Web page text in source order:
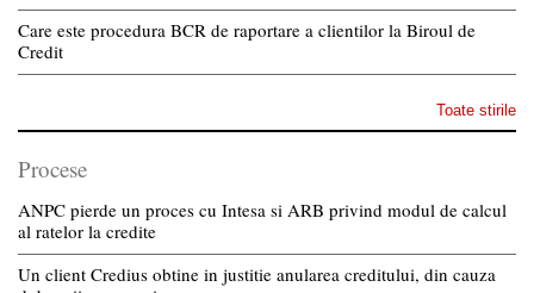
Care este procedura BCR de raportare a clientilor la Biroul de
Credit
Toate stirile
Procese
ANPC pierde un proces cu Intesa si ARB privind modul de calcul
al ratelor la credite
Un client Credius obtine in justitie anularea creditului, din cauza